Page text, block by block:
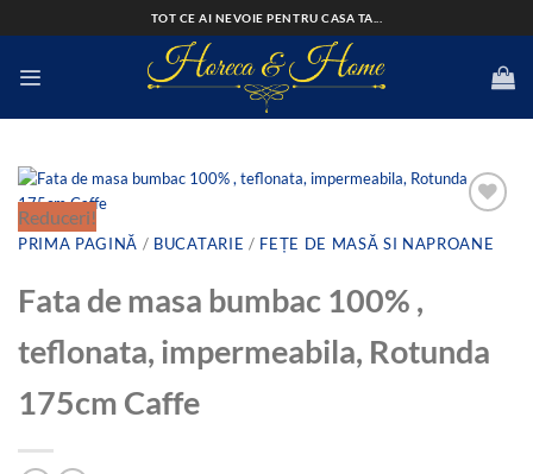
to
TOT CE AI NEVOIE PENTRU CASA TA...
Reduceri!
PRIMA PAGINĂ / BUCATARIE / FEȚE DE MASĂ SI NAPROANE
Fata de masa bumbac 100% ,
teflonata, impermeabila, Rotunda
175cm Caffe